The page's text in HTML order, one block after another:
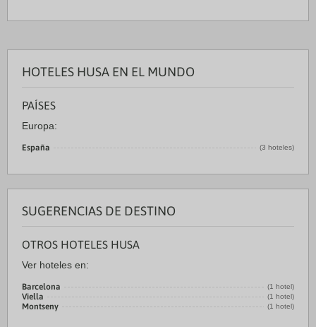
HOTELES HUSA EN EL MUNDO
PAÍSES
Europa:
España (3 hoteles)
SUGERENCIAS DE DESTINO
OTROS HOTELES HUSA
Ver hoteles en:
Barcelona (1 hotel)
Viella (1 hotel)
Montseny (1 hotel)